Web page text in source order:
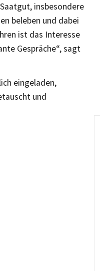
insbesondere
beleben und dabei
ist das Interesse
Gespräche“, sagt
eingeladen,
und